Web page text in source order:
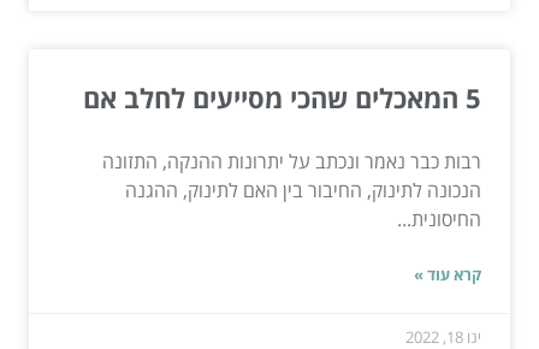
5 המאכלים שהכי מסייעים לחלב אם
רבות כבר נאמר ונכתב על יתרונות ההנקה, התזונה
הנכונה לתינוק, החיבור בין האם לתינוק, ההגנה
החיסונית...
קרא עוד »
ינו 18, 2022